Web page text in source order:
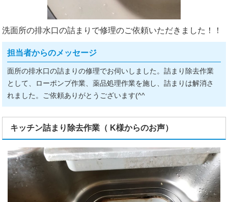
洗面所の排水口の詰まりで修理のご依頼いただきました！！
担当者からのメッセージ
面所の排水口の詰まりの修理でお伺いしました。詰まり除去作業
として、ローポンプ作業、薬品処理作業を施し、詰まりは解消さ
れました。ご依頼ありがとうございます(^^ゞ
キッチン詰まり除去作業（ K様からのお声）